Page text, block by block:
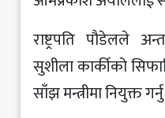
राष्ट्रपति पौडेलले
सुशीला कार्कीको
साँझ मन्त्रीमा नियुक्त